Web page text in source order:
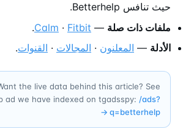
حيث تنافس Betterhelp.
ملفات ذات صلة —
Calm · Fitbit
.
الأدلة — المعلنون · المجالات · القنوات.
the live data behind this article? See
ad we have indexed on tgadsspy: /ads?
q=betterhelp
→